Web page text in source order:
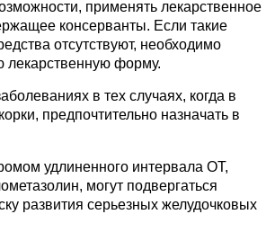
применять лекарственное
консерванты. Если такие
отсутствуют, необходимо
лекарственную форму.
в тех случаях, когда в
предпочтительно назначать в
удлиненного интервала ОТ,
могут подвергаться
развития серьезных желудочковых